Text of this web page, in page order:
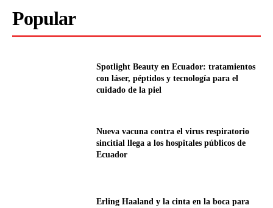
Popular
Spotlight Beauty en Ecuador: tratamientos
con láser, péptidos y tecnología para el
cuidado de la piel
Nueva vacuna contra el virus respiratorio
sincitial llega a los hospitales públicos de
Ecuador
Erling Haaland y la cinta en la boca para